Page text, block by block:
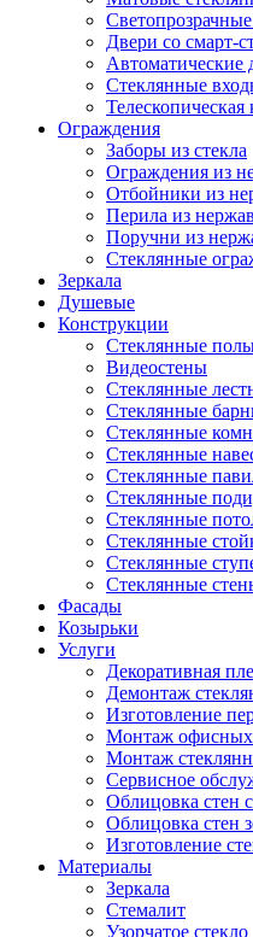
Двери со смарт-
Автоматические
Стеклянные
Телескопическая
Ограждения
Заборы из стекла
Ограждения из
Отбойники из
Перила из
Поручни из
Стеклянные
Зеркала
Душевые
Конструкции
Стеклянные
Видеостены
Стеклянные
Стеклянные
Стеклянные
Стеклянные
Стеклянные
Стеклянные
Стеклянные
Стеклянные
Стеклянные
Стеклянные
Фасады
Козырьки
Услуги
Декоративная
Демонтаж
Изготовление
Монтаж офисных
Монтаж
Сервисное
Облицовка стен
Облицовка стен
Изготовление
Материалы
Зеркала
Стемалит
Узорчатое стекло